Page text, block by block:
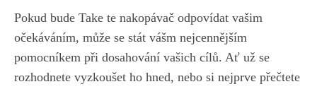
Pokud bude Take te ​nakopávač odpovídat ‍vašim
očekáváním, může se stát vášm ⁣nejcennějším
⁢pomocníkem při ‍dosahování vašich cílů. Ať​ už se
rozhodnete vyzkoušet ⁢ho hned, nebo si nejprve přečtete